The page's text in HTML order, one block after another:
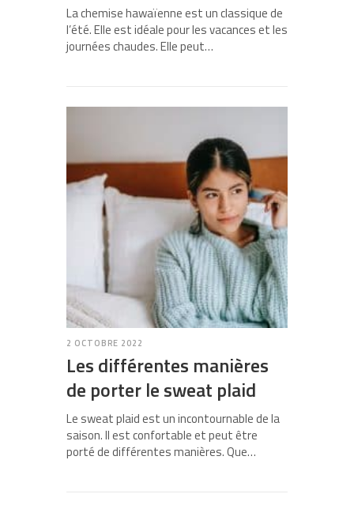
La chemise hawaïenne est un classique de
l’été. Elle est idéale pour les vacances et les
journées chaudes. Elle peut…
2 OCTOBRE 2022
Les différentes manières
de porter le sweat plaid
Le sweat plaid est un incontournable de la
saison. Il est confortable et peut être
porté de différentes manières. Que…